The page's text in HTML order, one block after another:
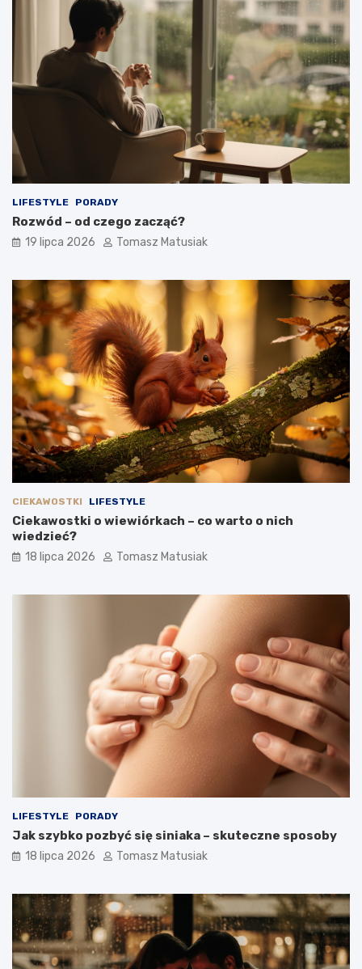
LIFESTYLE PORADY
Rozwód – od czego zacząć?
19 lipca 2026 Tomasz Matusiak
CIEKAWOSTKI LIFESTYLE
Ciekawostki o wiewiórkach – co warto o nich
wiedzieć?
18 lipca 2026 Tomasz Matusiak
LIFESTYLE PORADY
Jak szybko pozbyć się siniaka – skuteczne sposoby
18 lipca 2026 Tomasz Matusiak